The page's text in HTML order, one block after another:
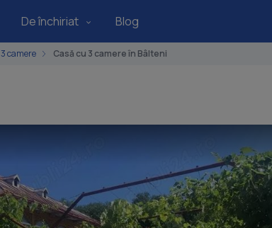
De închiriat Blog
3 camere Casă cu 3 camere în Bâlteni